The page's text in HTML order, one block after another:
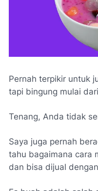
Pernah terpikir untuk
tapi bingung mulai
Tenang, Anda tidak
Saya juga pernah
tahu bagaimana cara
dan bisa dijual